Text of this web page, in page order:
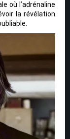
où l’adrénaline
la révélation